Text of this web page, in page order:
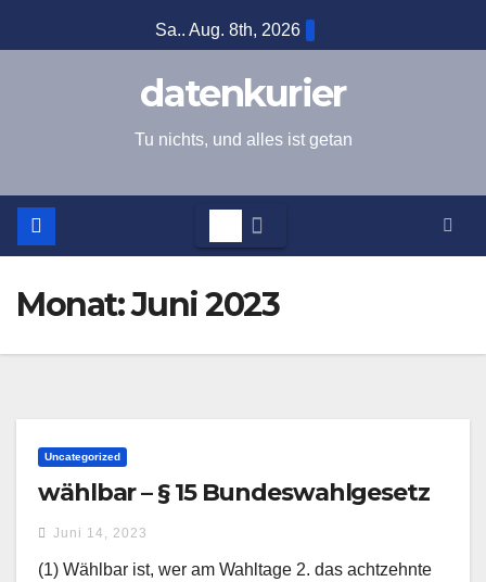
Inhalt
Sa.. Aug. 8th, 2026
datenkurier
Tu nichts, und alles ist getan
Monat:Juni 2023
Uncategorized
wählbar – § 15 Bundeswahlgesetz
Juni 14, 2023
(1) Wählbar ist, wer am Wahltage 2. das achtzehnte